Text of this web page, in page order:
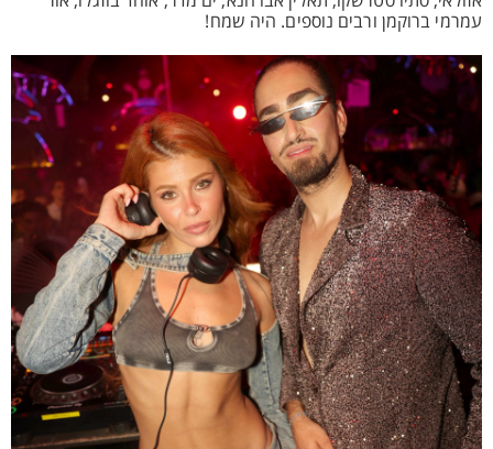
עמרמי ברוקמן ורבים נוספים. היה שמח!